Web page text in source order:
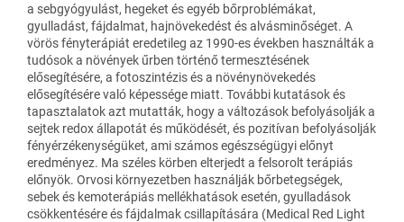
a sebgyógyulást, hegeket és egyéb bőrproblémákat,
gyulladást, fájdalmat, hajnövekedést és alvásminőséget. A
vörös fényterápiát eredetileg az 1990-es években használták a
tudósok a növények űrben történő termesztésének
elősegítésére, a fotoszintézis és a növénynövekedés
elősegítésére való képessége miatt. További kutatások és
tapasztalatok azt mutatták, hogy a változások befolyásolják a
sejtek redox állapotát és működését, és pozitívan befolyásolják
fényérzékenységüket, ami számos egészségügyi előnyt
eredményez. Ma széles körben elterjedt a felsorolt terápiás
előnyök. Orvosi környezetben használják bőrbetegségek,
sebek és kemoterápiás mellékhatások esetén, gyulladások
csökkentésére és fájdalmak csillapítására (Medical Red Light